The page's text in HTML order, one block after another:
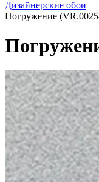
Дизайнерские обои
Погружение